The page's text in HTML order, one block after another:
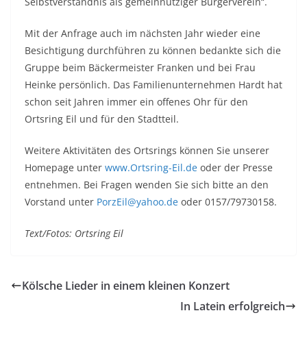
Mit der Anfrage auch im nächsten Jahr wieder eine
Besichtigung durchführen zu können bedankte sich die
Gruppe beim Bäckermeister Franken und bei Frau
Heinke persönlich. Das Familienunternehmen Hardt hat
schon seit Jahren immer ein offenes Ohr für den
Ortsring Eil und für den Stadtteil.
Weitere Aktivitäten des Ortsrings können Sie unserer
Homepage unter www.Ortsring-Eil.de oder der Presse
entnehmen. Bei Fragen wenden Sie sich bitte an den
Vorstand unter PorzEil@yahoo.de oder 0157/79730158.
Text/Fotos: Ortsring Eil
Kölsche Lieder in einem kleinen Konzert
In Latein erfolgreich